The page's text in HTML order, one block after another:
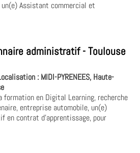
un(e) Assistant commercial et
administratif - Toulouse
: MIDI-PYRENEES, Haute-
formation en Digital Learning, recherche
entreprise automobile, un(e)
en contrat d'apprentissage, pour